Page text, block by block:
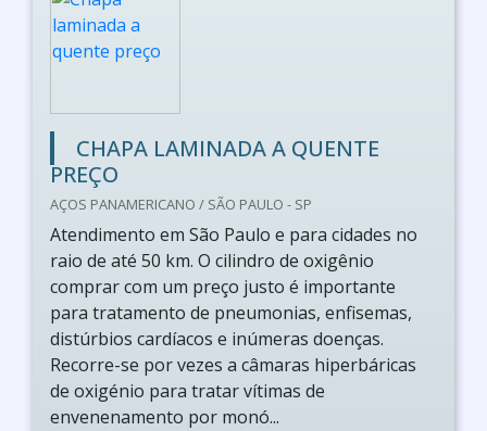
CHAPA LAMINADA A QUENTE
PREÇO
AÇOS PANAMERICANO / SÃO PAULO - SP
Atendimento em São Paulo e para cidades no
raio de até 50 km. O cilindro de oxigênio
comprar com um preço justo é importante
para tratamento de pneumonias, enfisemas,
distúrbios cardíacos e inúmeras doenças.
Recorre-se por vezes a câmaras hiperbáricas
de oxigénio para tratar vítimas de
envenenamento por monó...